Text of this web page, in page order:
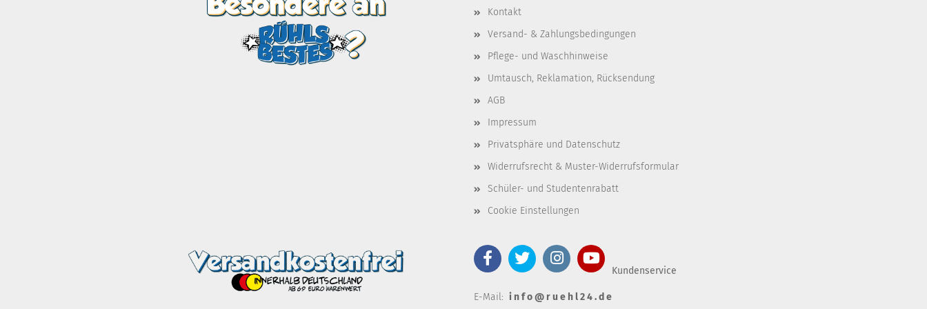
Kontakt
Versand- & Zahlungsbedingungen
Pflege- und Waschhinweise
Umtausch, Reklamation, Rücksendung
AGB
Impressum
Privatsphäre und Datenschutz
Widerrufsrecht & Muster-Widerrufsformular
Schüler- und Studentenrabatt
Cookie Einstellungen
Kundenservice
E-Mail: i n f o @ r u e h l 2 4 . d e